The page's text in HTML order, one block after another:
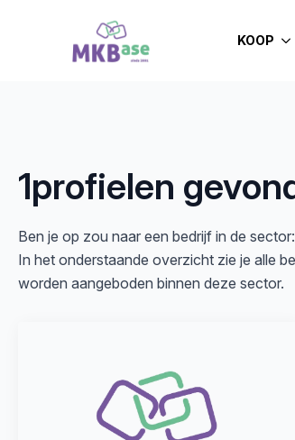
KOOP
1profielen
Ben je op zou naar een bedrijf in de sector:
In het onderstaande overzicht zie je alle
worden aangeboden binnen deze sector.